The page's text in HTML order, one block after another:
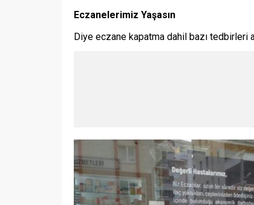
Eczanelerimiz Yaşasın
Diye eczane kapatma dahil bazı tedbirleri